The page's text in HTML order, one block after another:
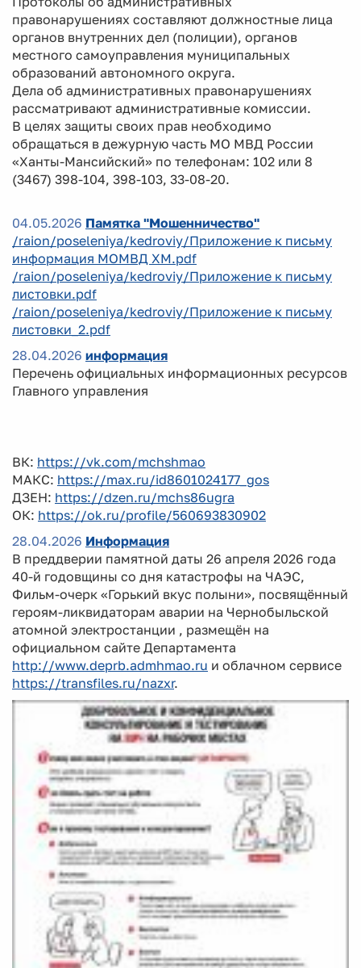
правонарушениях составляют должностные лица
органов внутренних дел (полиции), органов
местного самоуправления муниципальных
образований автономного округа.
Дела об административных правонарушениях
рассматривают административные комиссии.
В целях защиты своих прав необходимо
обращаться в дежурную часть МО МВД России
«Ханты-Мансийский» по телефонам: 102 или 8
(3467) 398-104, 398-103, 33-08-20.
04.05.2026 Памятка "Мошенничество"
/raion/poseleniya/kedroviy/Приложение к письму
информация МОМВД ХМ.pdf
/raion/poseleniya/kedroviy/Приложение к письму
листовки.pdf
/raion/poseleniya/kedroviy/Приложение к письму
листовки_2.pdf
28.04.2026 информация
Перечень официальных информационных ресурсов
Главного управления
ВК: https://vk.com/mchshmao
МАКС: https://max.ru/id8601024177_gos
ДЗЕН: https://dzen.ru/mchs86ugra
ОК: https://ok.ru/profile/560693830902
28.04.2026 Информация
В преддверии памятной даты 26 апреля 2026 года
40-й годовщины со дня катастрофы на ЧАЭС,
Фильм-очерк «Горький вкус полыни», посвящённый
героям-ликвидаторам аварии на Чернобыльской
атомной электростанции , размещён на
официальном сайте Департамента
http://www.deprb.admhmao.ru и облачном сервисе
https://transfiles.ru/nazxr.